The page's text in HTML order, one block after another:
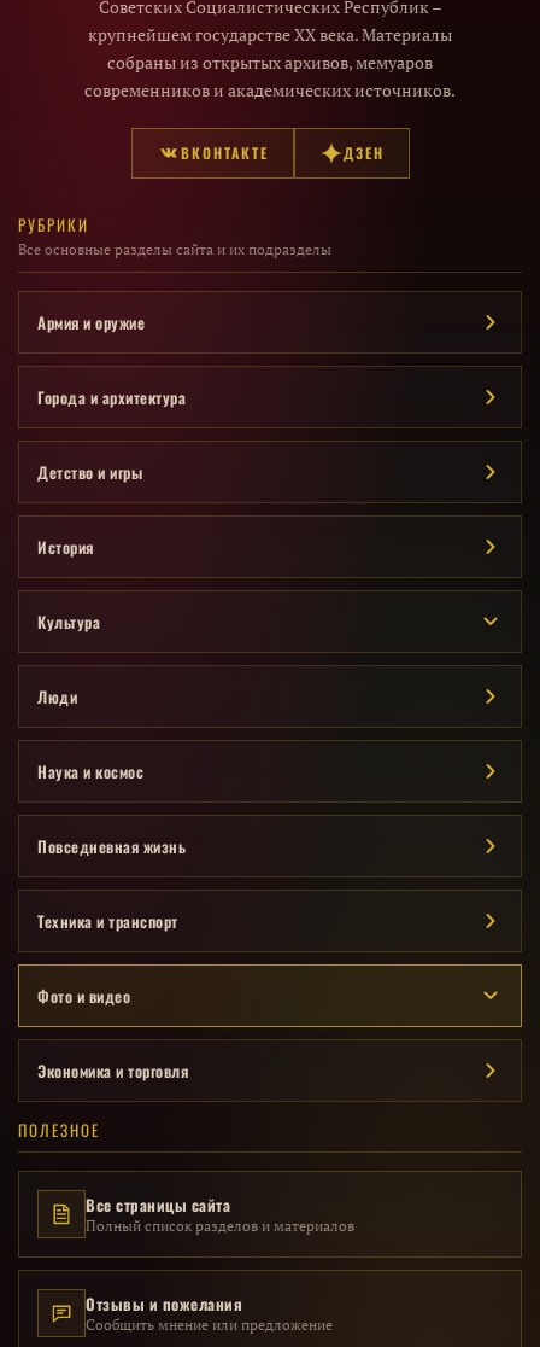
Советских Социалистических Республик –
крупнейшем государстве XX века. Материалы
собраны из открытых архивов, мемуаров
современников и академических источников.
ВКОНТАКТЕ ДЗЕН
РУБРИКИ
Все основные разделы сайта и их подразделы
Армия и оружие
Города и архитектура
Детство и игры
История
Культура
Люди
Наука и космос
Повседневная жизнь
Техника и транспорт
Фото и видео
Экономика и торговля
ПОЛЕЗНОЕ
Все страницы сайта
Полный список разделов и материалов
Отзывы и пожелания
Сообщить мнение или предложение